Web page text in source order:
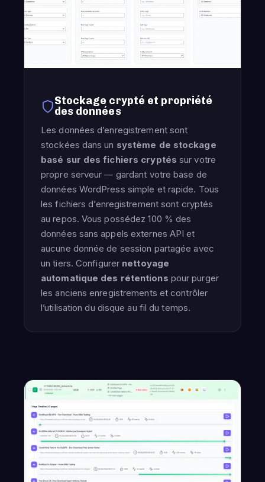
Stockage crypté et propriété
des données
Les données d’enregistrement sont
stockées dans un système de stockage
basé sur des fichiers cryptés sur votre
propre serveur — gardant votre base de
données WordPress simple et rapide. Tous
les fichiers d’enregistrement sont cryptés
au repos. Vous possédez 100 % des
données sans appels externes API et
aucune donnée de session partagée avec
un tiers. Configurer nettoyage
automatique des rétentions pour purger
les anciens enregistrements et contrôler
l’utilisation du disque au fil du temps.